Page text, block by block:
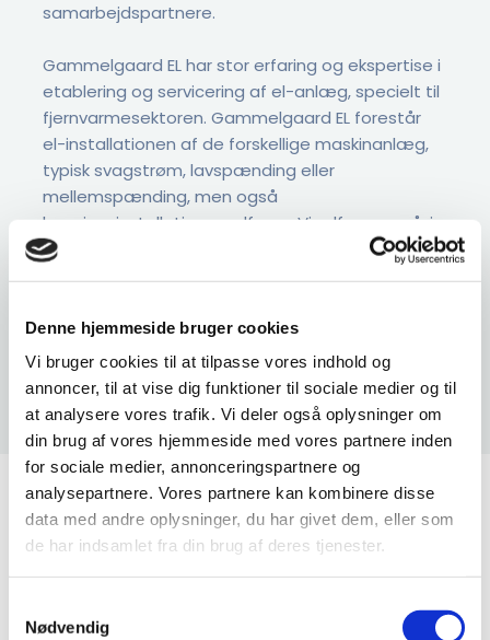
Denne hjemmeside bruger cookies
Vi bruger cookies til at tilpasse vores indhold og
annoncer, til at vise dig funktioner til sociale medier og til
at analysere vores trafik. Vi deler også oplysninger om
din brug af vores hjemmeside med vores partnere inden
for sociale medier, annonceringspartnere og
analysepartnere. Vores partnere kan kombinere disse
data med andre oplysninger, du har givet dem, eller som
de har indsamlet fra din brug af deres tjenester.
Nødvendig
samarbejdspartnere.
Gammelgaard EL har stor erfaring og ekspertise i
etablering og servicering af el-anlæg, specielt til
fjernvarmesektoren. Gammelgaard EL forestår
el-installationen af de forskellige maskinanlæg,
typisk svagstrøm, lavspænding eller
mellemspænding, men også
bygningsinstallationer udføres. Vi udfører også, i
samarbejde med rådgiver og projektleder,
optimering af fjernvarmecentraler.
Se vores referencer
Eksperter i elektriske installationer